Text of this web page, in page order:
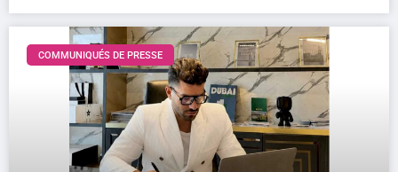
COMMUNIQUÉS DE PRESSE